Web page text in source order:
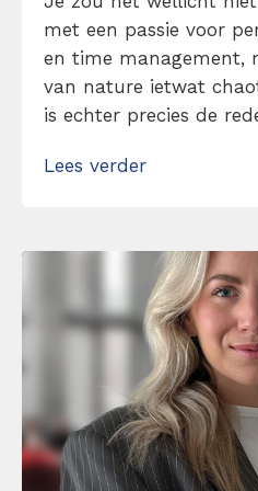
met een passie voor
en time management,
van nature ietwat
is echter precies de
ontwikkeling. Als iets
Lees verder